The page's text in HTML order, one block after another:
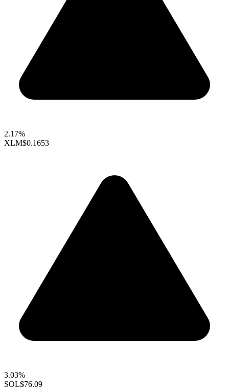
2.17%
XLM$0.1653
3.03%
SOL$76.09